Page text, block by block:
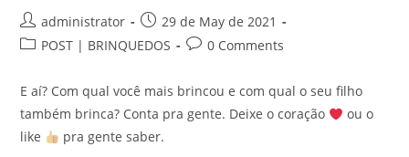
Post
author:
administrator
Post
published:
29 de May de 2021
PostPOST | BRINQUEDOS
Post0 Comments
E aí? Com qual você mais brincou e com qual o seu filho
também brinca? Conta pra gente. Deixe o coração
ou o
like
pra gente saber.